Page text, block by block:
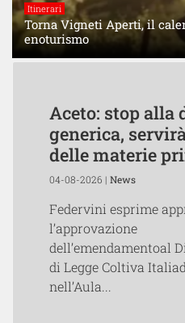
Itinerari
Torna Vigneti Aperti, il
enoturismo
Aceto: stop alla
generica,
delle materie
04-08-2026 | News
Federvini esprime
l’approvazione
dell’emendamentoal
di Legge Coltiva
nell’Aula...